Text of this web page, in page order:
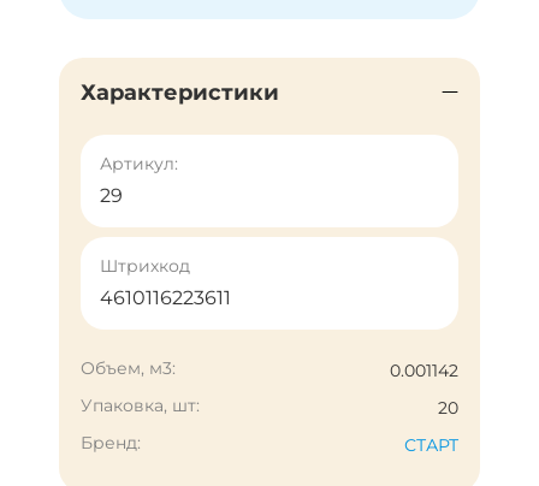
Характеристики
Артикул:
29
Штрихкод
4610116223611
Объем, м3:
0.001142
Упаковка, шт:
20
Бренд:
СТАРТ